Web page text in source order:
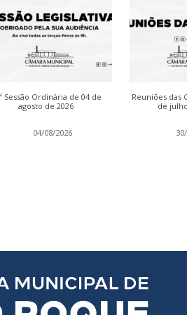
Sessão Ordinária de 04 de
agosto de 2026
04/08/2026
Reuniões das
de